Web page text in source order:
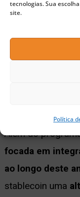
tecnologias. Sua
site.
Política
de 10
O executivo do
e estão
Além do
focada em
ao longo deste
stablecoin uma